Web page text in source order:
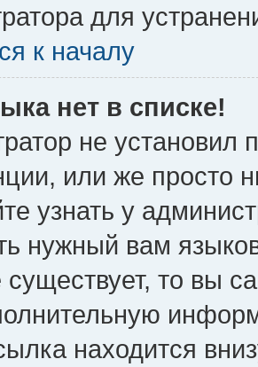
для
к началу
нет в списке!
не установил
или же просто
узнать у
нужный вам
существует, то вы
находится